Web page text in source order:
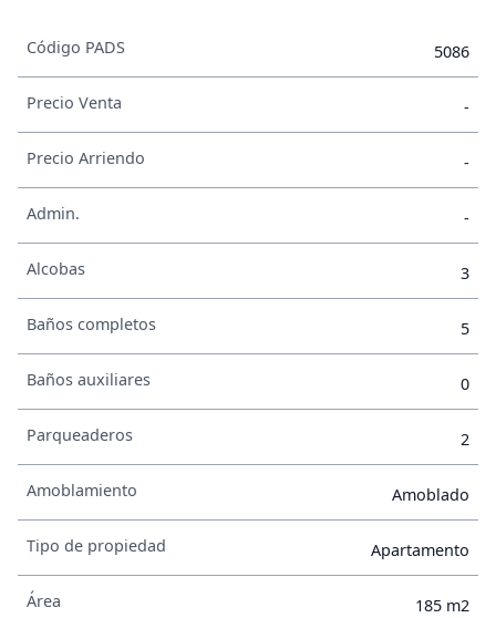
Código PADS 5086
Precio Venta -
Precio Arriendo -
Admin. -
Alcobas 3
Baños completos 5
Baños auxiliares 0
Parqueaderos 2
Amoblamiento Amoblado
Tipo de propiedad Apartamento
Área 185 m2